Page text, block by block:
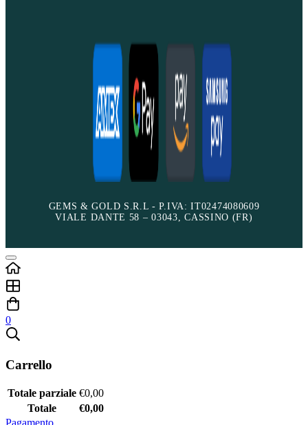
GEMS & GOLD S.R.L - P.IVA: IT02474080609
VIALE DANTE 58 – 03043, CASSINO (FR)
0
Carrello
Totale parziale €0,00
Totale
€0,00